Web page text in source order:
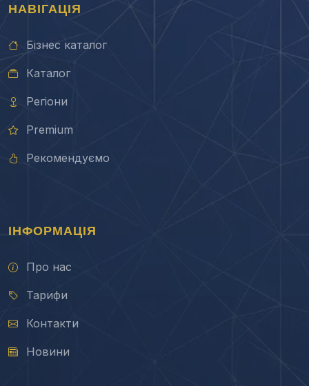
НАВІГАЦІЯ
Бізнес каталог
Каталог
Регіони
Premium
Рекомендуємо
ІНФОРМАЦІЯ
Про нас
Тарифи
Контакти
Новини